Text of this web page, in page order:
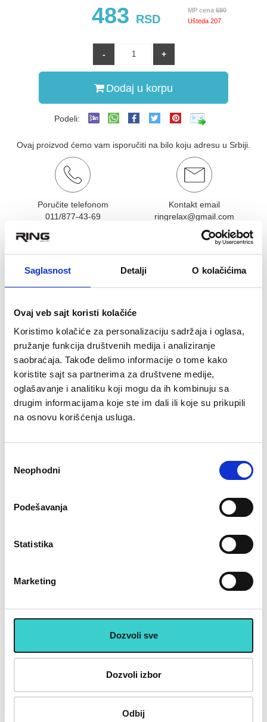
Saglasnost Detalji O kolačićima
Ovaj veb sajt koristi kolačiće
Koristimo kolačiće za personalizaciju sadržaja i oglasa,
pružanje funkcija društvenih medija i analiziranje
saobraćaja. Takođe delimo informacije o tome kako
koristite sajt sa partnerima za društvene medije,
oglašavanje i analitiku koji mogu da ih kombinuju sa
drugim informacijama koje ste im dali ili koje su prikupili
na osnovu korišćenja usluga.
сагласности
Neophodni
Podešavanja
Statistika
Marketing
Dozvoli sve
Dozvoli izbor
Odbij
483 RSD
MP cena 690
Ušteda 207
Dodaj u korpu
Podeli:
Ovaj proizvod ćemo vam isporučiti na bilo koju adresu u Srbiji.
Poručite telefonom
011/877-43-69
Kontakt email
ringrelax@gmail.com
OCENA KORISNIKA:
Pogledaj mišljenja (0) ★★★★
OPIS PROIZVODA
VIJACA - KONOPAC ZA PRESKAKANJE
Gumena vijača za preskakanje.
Izuzetno je pogodna za razvijanje mišića nogu.
udobne i moderne rucke
poseduje lezajeve za kvalitetnije i lakse okretanje gurtne
moderno pakovanje
Dužina 270cm, ručke 13,5cm
Preporučeni artikli uz ovaj proizvod
RING Točak za trening RX
RING Kettlebell 6kg grey - RX
Placanje do 12 rata bez kamate karticom Banke Intese
32 god.sa Vama su Garancija poverenja
Uvek dostupna podrška i servis